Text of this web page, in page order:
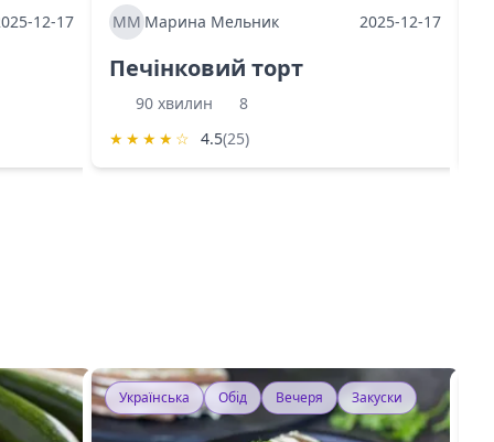
12-17 МММарина Мельник 2025-12-17
Печінковий торт
90 хвилин
8
★ ★ ★ ★ ☆ 4.5(25)
Українська Обід Вечеря Закуски